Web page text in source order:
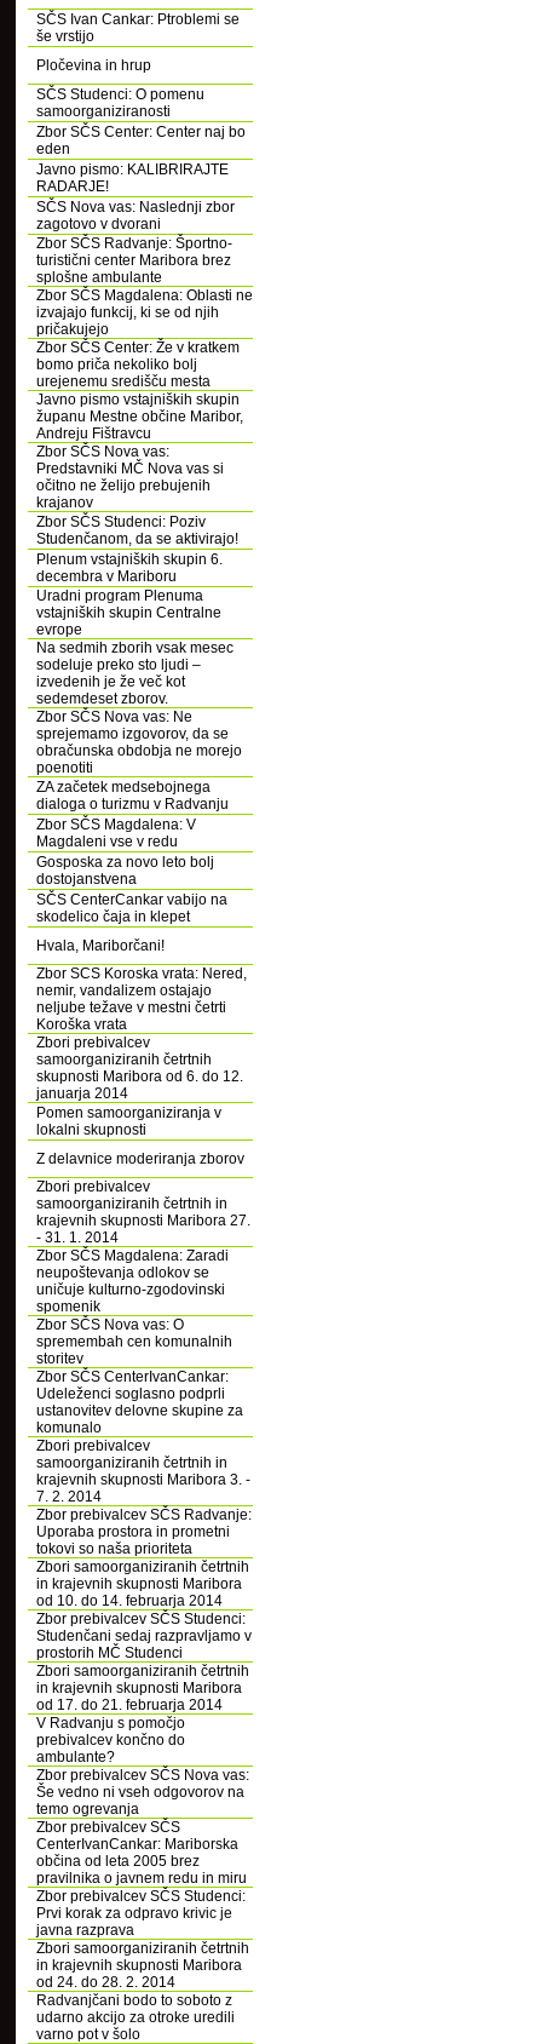
SČS Ivan Cankar: Ptroblemi se
še vrstijo
Pločevina in hrup
SČS Studenci: O pomenu
samoorganiziranosti
Zbor SČS Center: Center naj bo
eden
Javno pismo: KALIBRIRAJTE
RADARJE!
SČS Nova vas: Naslednji zbor
zagotovo v dvorani
Zbor SČS Radvanje: Športno-
turistični center Maribora brez
splošne ambulante
Zbor SČS Magdalena: Oblasti ne
izvajajo funkcij, ki se od njih
pričakujejo
Zbor SČS Center: Že v kratkem
bomo priča nekoliko bolj
urejenemu središču mesta
Javno pismo vstajniških skupin
županu Mestne občine Maribor,
Andreju Fištravcu
Zbor SČS Nova vas:
Predstavniki MČ Nova vas si
očitno ne želijo prebujenih
krajanov
Zbor SČS Studenci: Poziv
Studenčanom, da se aktivirajo!
Plenum vstajniških skupin 6.
decembra v Mariboru
Uradni program Plenuma
vstajniških skupin Centralne
evrope
Na sedmih zborih vsak mesec
sodeluje preko sto ljudi –
izvedenih je že več kot
sedemdeset zborov.
Zbor SČS Nova vas: Ne
sprejemamo izgovorov, da se
obračunska obdobja ne morejo
poenotiti
ZA začetek medsebojnega
dialoga o turizmu v Radvanju
Zbor SČS Magdalena: V
Magdaleni vse v redu
Gosposka za novo leto bolj
dostojanstvena
SČS CenterCankar vabijo na
skodelico čaja in klepet
Hvala, Mariborčani!
Zbor SCS Koroska vrata: Nered,
nemir, vandalizem ostajajo
neljube težave v mestni četrti
Koroška vrata
Zbori prebivalcev
samoorganiziranih četrtnih
skupnosti Maribora od 6. do 12.
januarja 2014
Pomen samoorganiziranja v
lokalni skupnosti
Z delavnice moderiranja zborov
Zbori prebivalcev
samoorganiziranih četrtnih in
krajevnih skupnosti Maribora 27.
- 31. 1. 2014
Zbor SČS Magdalena: Zaradi
neupoštevanja odlokov se
uničuje kulturno-zgodovinski
spomenik
Zbor SČS Nova vas: O
spremembah cen komunalnih
storitev
Zbor SČS CenterIvanCankar:
Udeleženci soglasno podprli
ustanovitev delovne skupine za
komunalo
Zbori prebivalcev
samoorganiziranih četrtnih in
krajevnih skupnosti Maribora 3. -
7. 2. 2014
Zbor prebivalcev SČS Radvanje:
Uporaba prostora in prometni
tokovi so naša prioriteta
Zbori samoorganiziranih četrtnih
in krajevnih skupnosti Maribora
od 10. do 14. februarja 2014
Zbor prebivalcev SČS Studenci:
Studenčani sedaj razpravljamo v
prostorih MČ Studenci
Zbori samoorganiziranih četrtnih
in krajevnih skupnosti Maribora
od 17. do 21. februarja 2014
V Radvanju s pomočjo
prebivalcev končno do
ambulante?
Zbor prebivalcev SČS Nova vas:
Še vedno ni vseh odgovorov na
temo ogrevanja
Zbor prebivalcev SČS
CenterIvanCankar: Mariborska
občina od leta 2005 brez
pravilnika o javnem redu in miru
Zbor prebivalcev SČS Studenci:
Prvi korak za odpravo krivic je
javna razprava
Zbori samoorganiziranih četrtnih
in krajevnih skupnosti Maribora
od 24. do 28. 2. 2014
Radvanjčani bodo to soboto z
udarno akcijo za otroke uredili
varno pot v šolo